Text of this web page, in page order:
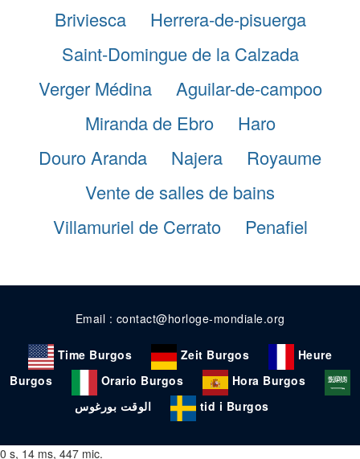
Briviesca
Herrera-de-pisuerga
Saint-Domingue de la Calzada
Verger Médina
Aguilar-de-campoo
Miranda de Ebro
Haro
Douro Aranda
Najera
Royaume
Vente de salles de bains
Villamuriel de Cerrato
Penafiel
Email : contact@horloge-mondiale.org
Time Burgos Zeit Burgos
Heure
Burgos
Orario Burgos
Hora Burgos
الوقت بورغوس
tid i Burgos
0 s, 14 ms, 447 mic.